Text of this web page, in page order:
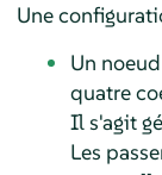
Une
Un
quatre
Il s'agit
Les